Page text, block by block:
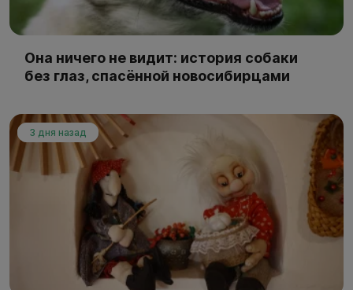
Она ничего не видит: история собаки
без глаз, спасённой новосибирцами
3 дня назад